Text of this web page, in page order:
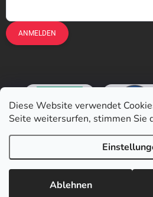
Diese Website verwendet
Seite weitersurfen, stimmen Sie
Ablehnen
ANMELDEN
Copyright 2026 .